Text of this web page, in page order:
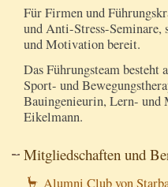
Für Firmen und
und Anti-Stress-Seminare,
und Motivation bereit.
Das Führungsteam besteht
Sport- und
Bauingenieurin, Lern-
Eikelmann.
Mitgliedschaften und
Alumni Club von